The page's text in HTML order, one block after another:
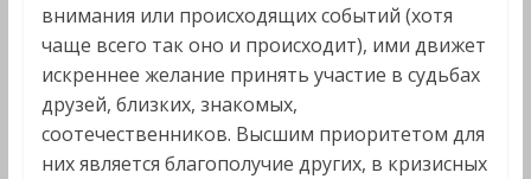
внимания или происходящих событий (хотя
чаще всего так оно и происходит), ими движет
искреннее желание принять участие в судьбах
друзей, близких, знакомых,
соотечественников. Высшим приоритетом для
них является благополучие других, в кризисных